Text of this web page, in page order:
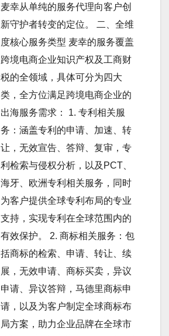
麦幸从单纯的服务代理向客户创
新守护者转变的定位。 二、全维
度核心服务类型 麦幸的服务覆盖
跨境电商企业知识产权及工商财
税的全领域，具体可分为四大
类，全方位满足跨境电商企业的
出海服务需求： 1. 专利相关服
务：涵盖专利的申请、加速、转
让，无效宣告、答辩、复审，专
利检索与侵权分析，以及PCT、
海牙、欧洲专利相关服务，同时
为客户提供全球专利布局的专业
支持，实现专利在全球范围内的
有效保护。 2. 商标相关服务：包
括商标的检索、申请、转让、续
展，无效申请、商标买卖，异议
申请、异议答辩，马德里商标申
请，以及为客户制定全球商标布
局方案，助力企业品牌在全球市